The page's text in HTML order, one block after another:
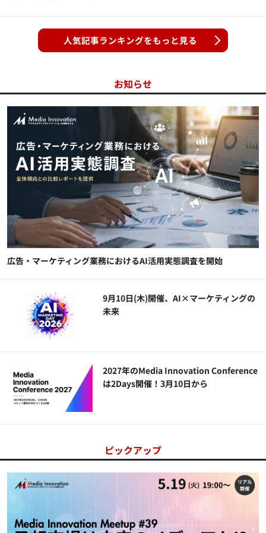
人気記事ランキングをもっと見る
お知らせ
広告・マーケティング業務におけるAI活用実態調査を開始
9月10日(木)開催、AI×マーケティングの
未来
2027年のMedia Innovation Conference
は2Days開催！3月10日から
ピックアップ